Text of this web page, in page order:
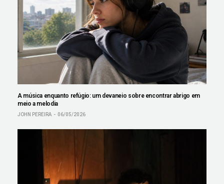
A música enquanto refúgio: um devaneio sobre encontrar abrigo em
meio a melodia
JOHN PEREIRA 06/05/2026